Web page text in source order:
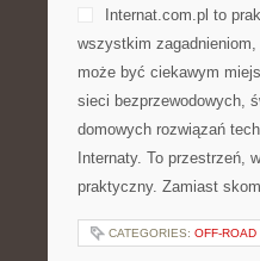
Internat.com.pl to
wszystkim
może być ciekawym
sieci bezprzewodowych,
domowych rozwiązań
Internaty. To przestrzeń,
praktyczny. Zamiast
CATEGORIES: OFF-